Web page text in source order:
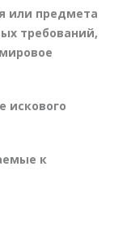
или предмета
требований,
искового
к